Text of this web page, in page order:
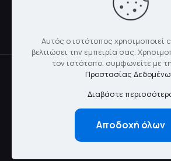
© 2024 kentrikokteo.gr | All Rights
Αυτός ο ιστότοπος χρησιμοποιεί
βελτιώσει την εμπειρία σας.
τον ιστότοπο, συμφωνείτε με
Προστασίας
Διαβάστε
Αποδοχή όλων